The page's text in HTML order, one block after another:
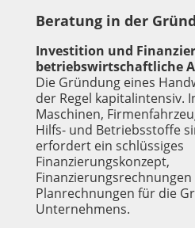
Beratung in der
Investition und
betriebswirtschaftliche
Die Gründung eines
der Regel kapitalintensiv.
Maschinen,
Hilfs- und Betriebsstoffe
erfordert ein schlüssiges
Finanzierungskonzept,
Planrechnungen für die
Unternehmens.